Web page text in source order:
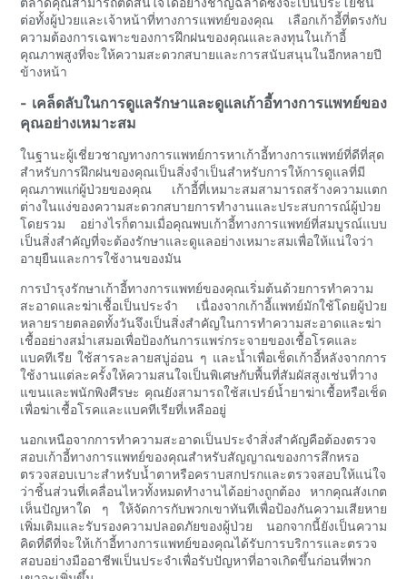
ต่อทั้งผู้ป่วยและเจ้าหน้าที่ทางการแพทย์ของคุณ เลือกเก้าอี้ที่ตรงกับ
ความต้องการเฉพาะของการฝึกฝนของคุณและลงทุนในเก้าอี้
คุณภาพสูงที่จะให้ความสะดวกสบายและการสนับสนุนในอีกหลายปี
ข้างหน้า
- เคล็ดลับในการดูแลรักษาและดูแลเก้าอี้ทางการแพทย์ของ
คุณอย่างเหมาะสม
ในฐานะผู้เชี่ยวชาญทางการแพทย์การหาเก้าอี้ทางการแพทย์ที่ดีที่สุด
สำหรับการฝึกฝนของคุณเป็นสิ่งจำเป็นสำหรับการให้การดูแลที่มี
คุณภาพแก่ผู้ป่วยของคุณ เก้าอี้ที่เหมาะสมสามารถสร้างความแตก
ต่างในแง่ของความสะดวกสบายการทำงานและประสบการณ์ผู้ป่วย
โดยรวม อย่างไรก็ตามเมื่อคุณพบเก้าอี้ทางการแพทย์ที่สมบูรณ์แบบ
เป็นสิ่งสำคัญที่จะต้องรักษาและดูแลอย่างเหมาะสมเพื่อให้แน่ใจว่า
อายุยืนและการใช้งานของมัน
การบำรุงรักษาเก้าอี้ทางการแพทย์ของคุณเริ่มต้นด้วยการทำความ
สะอาดและฆ่าเชื้อเป็นประจำ เนื่องจากเก้าอี้แพทย์มักใช้โดยผู้ป่วย
หลายรายตลอดทั้งวันจึงเป็นสิ่งสำคัญในการทำความสะอาดและฆ่า
เชื้ออย่างสม่ำเสมอเพื่อป้องกันการแพร่กระจายของเชื้อโรคและ
แบคทีเรีย ใช้สารละลายสบู่อ่อน ๆ และน้ำเพื่อเช็ดเก้าอี้หลังจากการ
ใช้งานแต่ละครั้งให้ความสนใจเป็นพิเศษกับพื้นที่สัมผัสสูงเช่นที่วาง
แขนและพนักพิงศีรษะ คุณยังสามารถใช้สเปรย์น้ำยาฆ่าเชื้อหรือเช็ด
เพื่อฆ่าเชื้อโรคและแบคทีเรียที่เหลืออยู่
นอกเหนือจากการทำความสะอาดเป็นประจำสิ่งสำคัญคือต้องตรวจ
สอบเก้าอี้ทางการแพทย์ของคุณสำหรับสัญญาณของการสึกหรอ
ตรวจสอบเบาะสำหรับน้ำตาหรือคราบสกปรกและตรวจสอบให้แน่ใจ
ว่าชิ้นส่วนที่เคลื่อนไหวทั้งหมดทำงานได้อย่างถูกต้อง หากคุณสังเกต
เห็นปัญหาใด ๆ ให้จัดการกับพวกเขาทันทีเพื่อป้องกันความเสียหาย
เพิ่มเติมและรับรองความปลอดภัยของผู้ป่วย นอกจากนี้ยังเป็นความ
คิดที่ดีที่จะให้เก้าอี้ทางการแพทย์ของคุณได้รับการบริการและตรวจ
สอบอย่างมืออาชีพเป็นประจำเพื่อรับปัญหาที่อาจเกิดขึ้นก่อนที่พวก